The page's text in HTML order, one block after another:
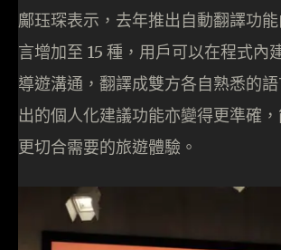
鄺珏琛表示，去年推出自動翻譯功
言增加至 15 種，用戶可以在程式內
導遊溝通，翻譯成雙方各自熟悉的
出的個人化建議功能亦變得更準確
更切合需要的旅遊體驗。